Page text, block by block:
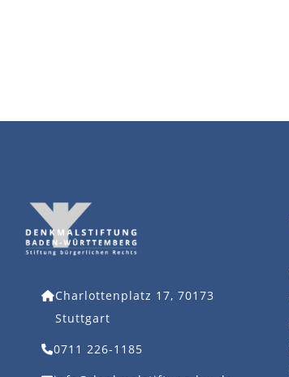
Charlottenplatz 17, 70173
Stuttgart
0711 226-1185